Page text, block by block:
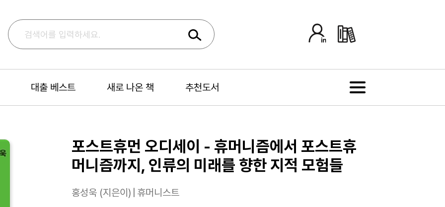
대출 베스트 새로 나온 책 추천도서
포스트휴먼 오디세이 - 휴머니즘에서 포스트휴
머니즘까지, 인류의 미래를 향한 지적 모험들
홍성욱 (지은이) 휴머니스트